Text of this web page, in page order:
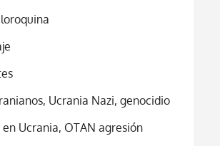
Ucrania Nazi, genocidio
en Ucrania, OTAN agresión